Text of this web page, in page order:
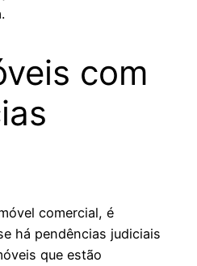
com
comercial, é
há pendências judiciais
que estão